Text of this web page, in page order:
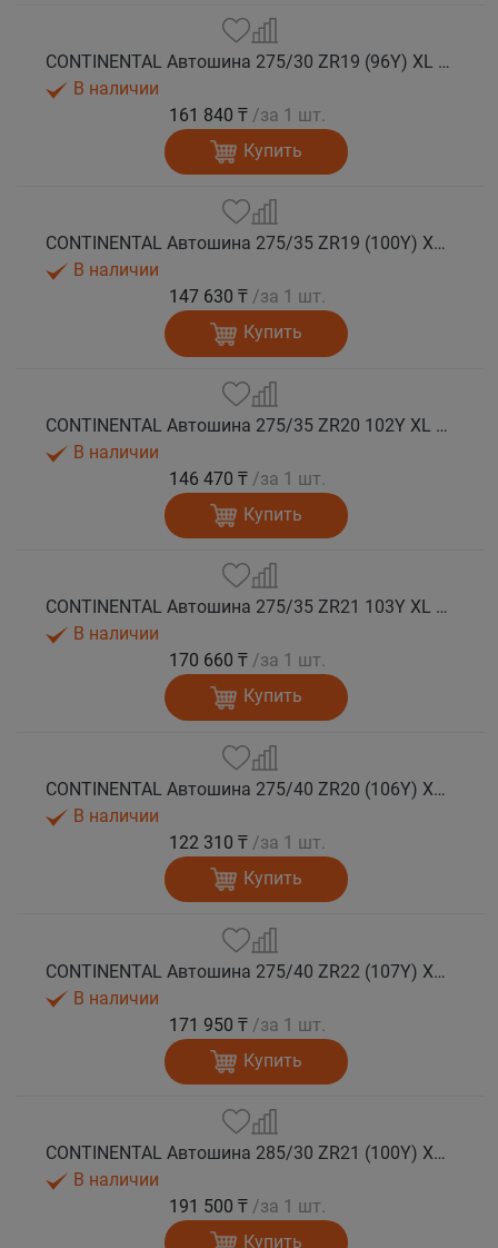
CONTINENTAL Автошина 275/30 ZR19 (96Y) XL FR SportContact 7 лето
В наличии
161 840 ₸ /за 1 шт.
Купить
CONTINENTAL Автошина 275/35 ZR19 (100Y) XL FR SportContact 7 лето
В наличии
147 630 ₸ /за 1 шт.
Купить
CONTINENTAL Автошина 275/35 ZR20 102Y XL FR SportContact 7 лето
В наличии
146 470 ₸ /за 1 шт.
Купить
CONTINENTAL Автошина 275/35 ZR21 103Y XL FR SportContact 7 ND0 лето
В наличии
170 660 ₸ /за 1 шт.
Купить
CONTINENTAL Автошина 275/40 ZR20 (106Y) XL FR SportContact 7 лето
В наличии
122 310 ₸ /за 1 шт.
Купить
CONTINENTAL Автошина 275/40 ZR22 (107Y) XL FR SportContact 7 лето
В наличии
171 950 ₸ /за 1 шт.
Купить
CONTINENTAL Автошина 285/30 ZR21 (100Y) XL FR SportContact 7 MGT лето
В наличии
191 500 ₸ /за 1 шт.
Купить